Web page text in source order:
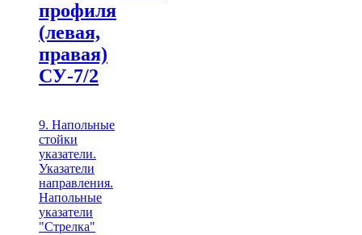
профиля
(левая,
правая)
СУ-7/2
9. Напольные
стойки
указатели.
Указатели
направления.
Напольные
указатели
"Стрелка"